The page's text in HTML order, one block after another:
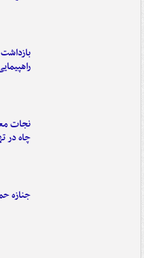
چاه در
جنازه